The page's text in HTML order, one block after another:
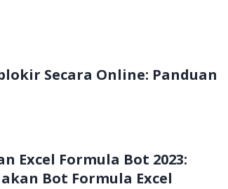
Secara Online: Panduan
Excel Formula Bot 2023:
Bot Formula Excel